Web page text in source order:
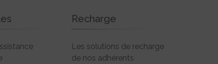
Recharge
Les solutions de recharge
de nos adhérents